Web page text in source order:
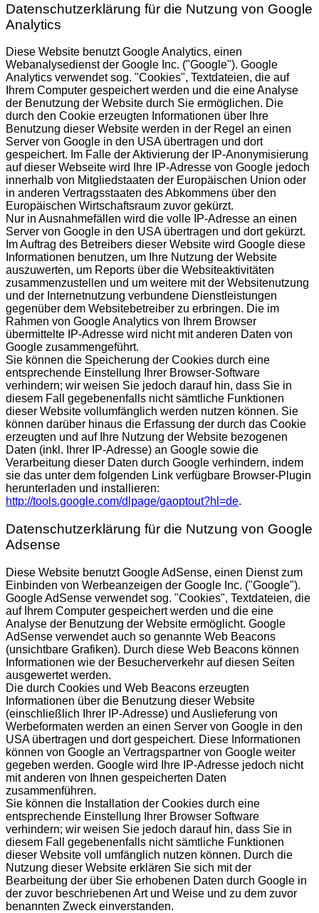
Datenschutzerklärung für die Nutzung von Google
Analytics
Diese Website benutzt Google Analytics, einen
Webanalysedienst der Google Inc. ("Google"). Google
Analytics verwendet sog. "Cookies", Textdateien, die auf
Ihrem Computer gespeichert werden und die eine Analyse
der Benutzung der Website durch Sie ermöglichen. Die
durch den Cookie erzeugten Informationen über Ihre
Benutzung dieser Website werden in der Regel an einen
Server von Google in den USA übertragen und dort
gespeichert. Im Falle der Aktivierung der IP-Anonymisierung
auf dieser Webseite wird Ihre IP-Adresse von Google jedoch
innerhalb von Mitgliedstaaten der Europäischen Union oder
in anderen Vertragsstaaten des Abkommens über den
Europäischen Wirtschaftsraum zuvor gekürzt.
Nur in Ausnahmefällen wird die volle IP-Adresse an einen
Server von Google in den USA übertragen und dort gekürzt.
Im Auftrag des Betreibers dieser Website wird Google diese
Informationen benutzen, um Ihre Nutzung der Website
auszuwerten, um Reports über die Websiteaktivitäten
zusammenzustellen und um weitere mit der Websitenutzung
und der Internetnutzung verbundene Dienstleistungen
gegenüber dem Websitebetreiber zu erbringen. Die im
Rahmen von Google Analytics von Ihrem Browser
übermittelte IP-Adresse wird nicht mit anderen Daten von
Google zusammengeführt.
Sie können die Speicherung der Cookies durch eine
entsprechende Einstellung Ihrer Browser-Software
verhindern; wir weisen Sie jedoch darauf hin, dass Sie in
diesem Fall gegebenenfalls nicht sämtliche Funktionen
dieser Website vollumfänglich werden nutzen können. Sie
können darüber hinaus die Erfassung der durch das Cookie
erzeugten und auf Ihre Nutzung der Website bezogenen
Daten (inkl. Ihrer IP-Adresse) an Google sowie die
Verarbeitung dieser Daten durch Google verhindern, indem
sie das unter dem folgenden Link verfügbare Browser-Plugin
herunterladen und installieren:
http://tools.google.com/dlpage/gaoptout?hl=de.
Datenschutzerklärung für die Nutzung von Google
Adsense
Diese Website benutzt Google AdSense, einen Dienst zum
Einbinden von Werbeanzeigen der Google Inc. ("Google").
Google AdSense verwendet sog. "Cookies", Textdateien, die
auf Ihrem Computer gespeichert werden und die eine
Analyse der Benutzung der Website ermöglicht. Google
AdSense verwendet auch so genannte Web Beacons
(unsichtbare Grafiken). Durch diese Web Beacons können
Informationen wie der Besucherverkehr auf diesen Seiten
ausgewertet werden.
Die durch Cookies und Web Beacons erzeugten
Informationen über die Benutzung dieser Website
(einschließlich Ihrer IP-Adresse) und Auslieferung von
Werbeformaten werden an einen Server von Google in den
USA übertragen und dort gespeichert. Diese Informationen
können von Google an Vertragspartner von Google weiter
gegeben werden. Google wird Ihre IP-Adresse jedoch nicht
mit anderen von Ihnen gespeicherten Daten
zusammenführen.
Sie können die Installation der Cookies durch eine
entsprechende Einstellung Ihrer Browser Software
verhindern; wir weisen Sie jedoch darauf hin, dass Sie in
diesem Fall gegebenenfalls nicht sämtliche Funktionen
dieser Website voll umfänglich nutzen können. Durch die
Nutzung dieser Website erklären Sie sich mit der
Bearbeitung der über Sie erhobenen Daten durch Google in
der zuvor beschriebenen Art und Weise und zu dem zuvor
benannten Zweck einverstanden.